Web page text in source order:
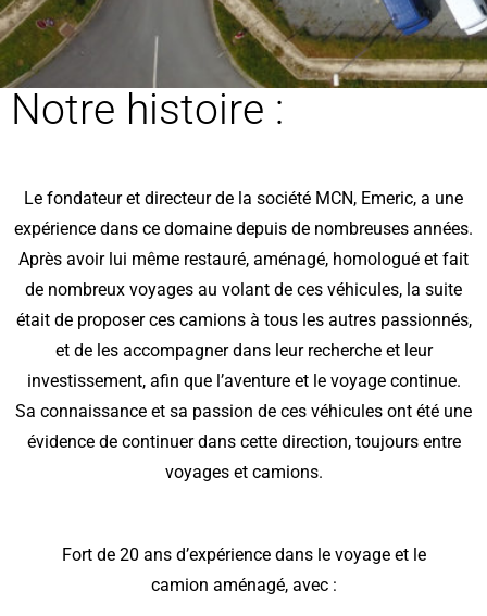
Notre histoire :
Le fondateur et directeur de la société MCN, Emeric, a une
expérience dans ce domaine depuis de nombreuses années.
Après avoir lui même restauré, aménagé, homologué et fait
de nombreux voyages au volant de ces véhicules, la suite
était de proposer ces camions à tous les autres passionnés,
et de les accompagner dans leur recherche et leur
investissement, afin que l’aventure et le voyage continue.
Sa connaissance et sa passion de ces véhicules ont été une
évidence de continuer dans cette direction, toujours entre
voyages et camions.
Fort de 20 ans d’expérience dans le voyage et le
camion aménagé, avec :